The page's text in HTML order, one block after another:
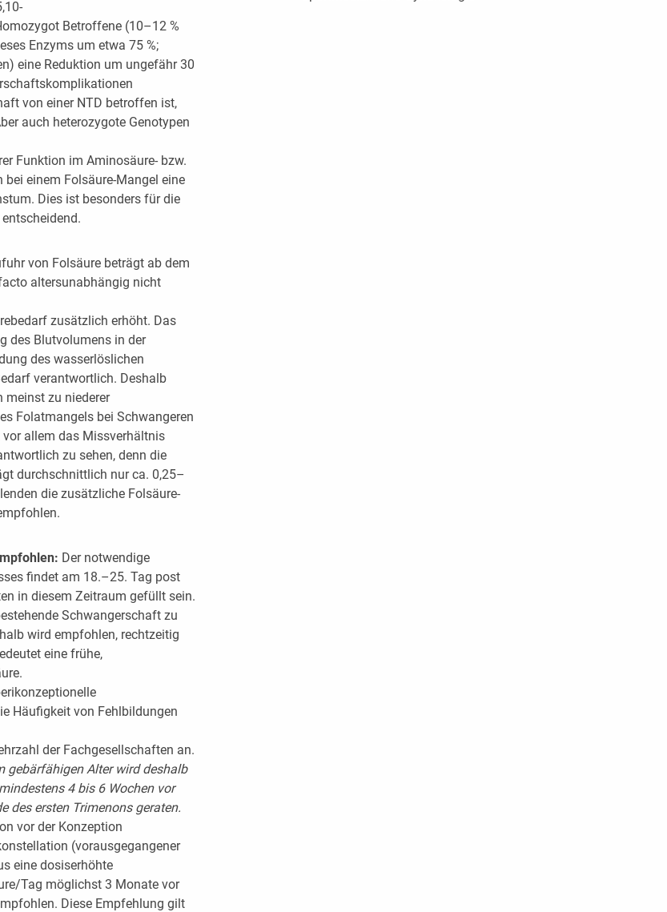
Betroffene (10–12 %
Enzyms um etwa 75 %;
eine Reduktion um ungefähr 30
von einer NTD betroffen ist,
auch heterozygote Genotypen
Funktion im Aminosäure- bzw.
einem Folsäure-Mangel eine
Dies ist besonders für die
von Folsäure beträgt ab dem
altersunabhängig nicht
zusätzlich erhöht. Das
des Blutvolumens in der
des wasserlöslichen
verantwortlich. Deshalb
meinst zu niederer
Folatmangels bei Schwangeren
allem das Missverhältnis
zu sehen, denn die
durchschnittlich nur ca. 0,25–
die zusätzliche Folsäure-
Der notwendige
findet am 18.–25. Tag post
in diesem Zeitraum gefüllt sein.
Schwangerschaft zu
wird empfohlen, rechtzeitig
eine frühe,
Häufigkeit von Fehlbildungen
der Fachgesellschaften an.
gebärfähigen Alter wird deshalb
4 bis 6 Wochen vor
des ersten Trimenons geraten.
vor der Konzeption
(vorausgegangener
eine dosiserhöhte
Tag möglichst 3 Monate vor
Diese Empfehlung gilt